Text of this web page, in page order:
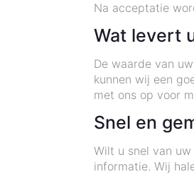
Na acceptatie
Wat levert
De waarde van
kunnen wij een
met ons op voor
Snel en
Wilt u snel van
informatie. Wij